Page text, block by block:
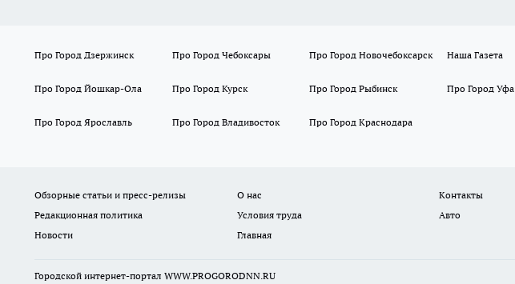
Про Город Дзержинск Про Город Чебоксары Про Город Новочебоксарск Наша Газета
Про Город Йошкар-Ола Про Город Курск Про Город Рыбинск Про Город Уфа
Про Город Ярославль Про Город Владивосток Про Город Краснодара
Обзорные статьи и пресс-релизы О нас
Контакты
Редакционная политика
Условия труда
Авто
Новости
Главная
Городской интернет-портал WWW.PROGORODNN.RU